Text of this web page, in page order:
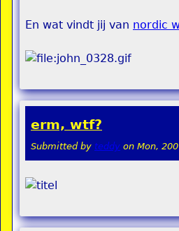
En wat vindt jij van nordic
erm, wtf?
Submitted by teddy on Mon,